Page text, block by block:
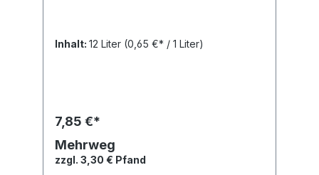
Inhalt: 12 Liter (0,65 €* / 1 Liter)
7,85 €*
Mehrweg
zzgl. 3,30 € Pfand